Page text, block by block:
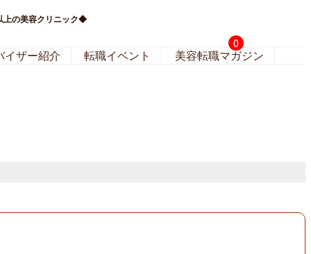
上の美容クリニック◆
0
イザー紹介 転職イベント 美容転職マガジン